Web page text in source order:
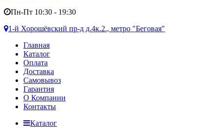
Пн-Пт 10:30 - 19:30
1-й Хорошёвский пр-д д.4к.2., метро "Беговая"
Главная
Каталог
Оплата
Доставка
Самовывоз
Гарантия
О Компании
Контакты
Каталог